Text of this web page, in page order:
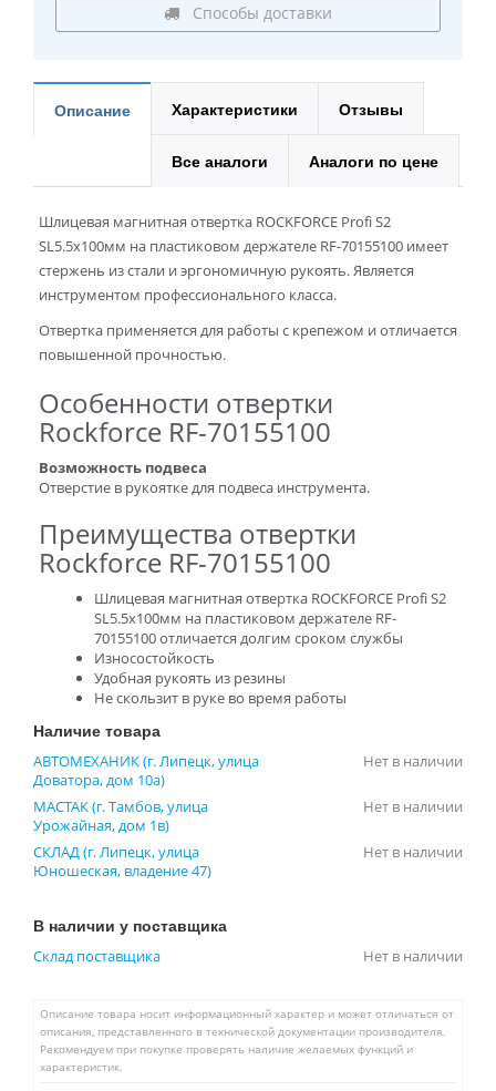
Способы доставки
Описание Характеристики Отзывы
Все аналоги Аналоги по цене
Шлицевая магнитная отвертка ROCKFORCE Profi S2
SL5.5х100мм на пластиковом держателе RF-70155100 имеет
стержень из стали и эргономичную рукоять. Является
инструментом профессионального класса.
Отвертка применяется для работы с крепежом и отличается
повышенной прочностью.
Особенности отвертки
Rockforce RF-70155100
Возможность подвеса
Отверстие в рукоятке для подвеса инструмента.
Преимущества отвертки
Rockforce RF-70155100
Шлицевая магнитная отвертка ROCKFORCE Profi S2
SL5.5х100мм на пластиковом держателе RF-
70155100 отличается долгим сроком службы
Износостойкость
Удобная рукоять из резины
Не скользит в руке во время работы
Наличие товара
АВТОМЕХАНИК (г. Липецк, улица
Доватора, дом 10а)
Нет в наличии
МАСТАК (г. Тамбов, улица
Урожайная, дом 1в)
Нет в наличии
СКЛАД (г. Липецк, улица
Юношеская, владение 47)
Нет в наличии
В наличии у поставщика
Склад поставщика Нет в наличии
Описание товара носит информационный характер и может отличаться от
описания, представленного в технической документации производителя.
Рекомендуем при покупке проверять наличие желаемых функций и
характеристик.